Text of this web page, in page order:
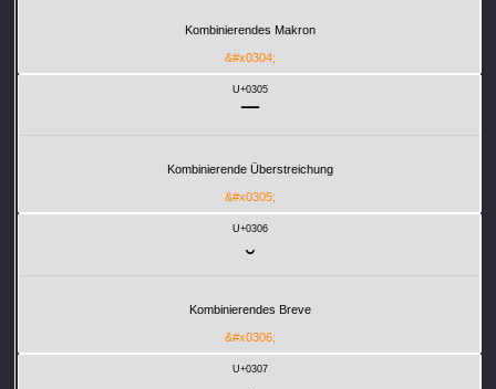
Kombinierendes Makron
&#x0304;
U+0305
Kombinierende Überstreichung
&#x0305;
U+0306
Kombinierendes Breve
&#x0306;
U+0307